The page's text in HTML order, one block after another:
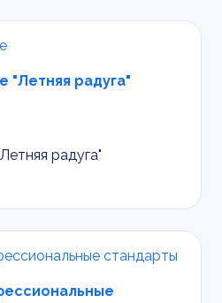
"Летняя радуга"
радуга"